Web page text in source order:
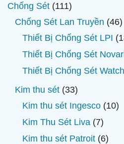
Chống Sét 111111
sản
phẩm
Chống Sét Lan Truyền 4646
Thiết Bị Chống Sét LPI
Thiết Bị Chống Sét
Thiết Bị Chống Sét
Kim thu sét 3333
sản
phẩm
Kim thu sét Ingesco 1010
Kim Thu Sét Liva 77
sản
Kim thu sét Patroit 66